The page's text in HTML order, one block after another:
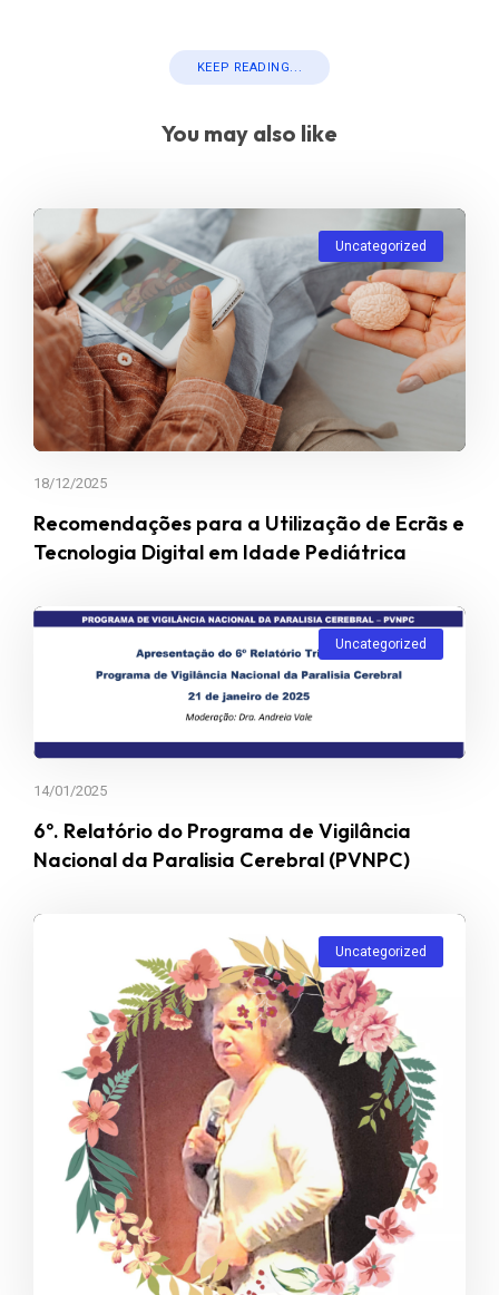
KEEP READING...
You may also like
Uncategorized
18/12/2025
Recomendações para a Utilização de Ecrãs e
Tecnologia Digital em Idade Pediátrica
Uncategorized
14/01/2025
6º. Relatório do Programa de Vigilância
Nacional da Paralisia Cerebral (PVNPC)
Uncategorized